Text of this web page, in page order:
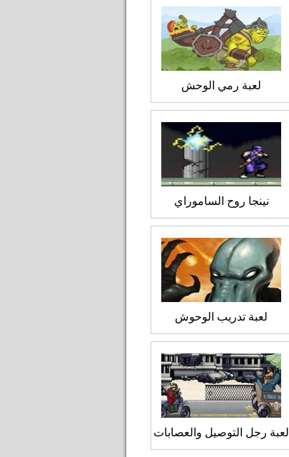
لعبة رمي الوحش
نينجا روح الساموراي
لعبة تدريب الوحوش
لعبة رجل التوصيل والعصابات